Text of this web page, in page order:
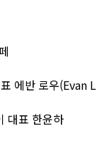
에반 로우(Evan L
대표 한윤하